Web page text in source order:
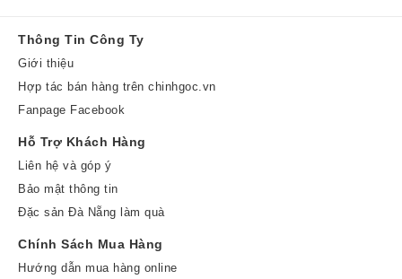
Thông Tin Công Ty
Giới thiệu
Hợp tác bán hàng trên chinhgoc.vn
Fanpage Facebook
Hỗ Trợ Khách Hàng
Liên hệ và góp ý
Bảo mật thông tin
Đặc sản Đà Nẵng làm quà
Chính Sách Mua Hàng
Hướng dẫn mua hàng online